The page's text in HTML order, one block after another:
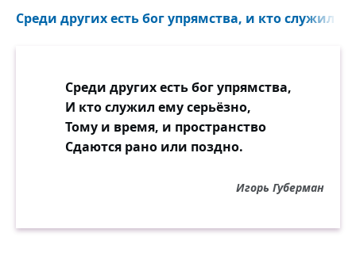
Среди других есть бог упрямства, и кто служил
Среди других есть бог упрямства,
И кто служил ему серьёзно,
Тому и время, и пространство
Сдаются рано или поздно.
Игорь Губерман